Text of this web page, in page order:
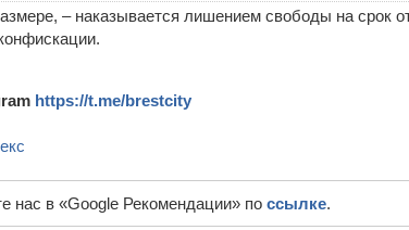
– наказывается лишением свободы на срок
https://t.me/brestcity
нас в «Google Рекомендации» по ссылке.